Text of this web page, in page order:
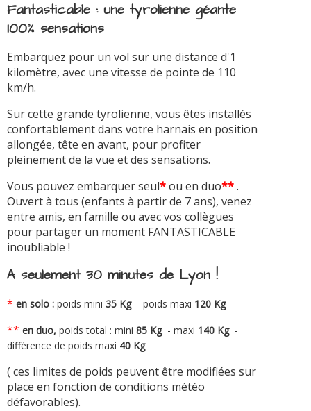
Fantasticable : une tyrolienne géante
100% sensations
Embarquez pour un vol sur une distance d'1
kilomètre, avec une vitesse de pointe de 110
km/h.
Sur cette grande tyrolienne, vous êtes installés
confortablement dans votre harnais en position
allongée, tête en avant, pour profiter
pleinement de la vue et des sensations.
Vous pouvez embarquer seul*ou en duo**.
Ouvert à tous (enfants à partir de 7 ans), venez
entre amis, en famille ou avec vos collègues
pour partager un moment FANTASTICABLE
inoubliable !
A seulement 30 minutes de Lyon !
* en solo : poids mini 35 Kg - poids maxi 120 Kg
** en duo, poids total : mini 85 Kg - maxi 140 Kg -
différence de poids maxi 40 Kg
( ces limites de poids peuvent être modifiées sur
place en fonction de conditions météo
défavorables).